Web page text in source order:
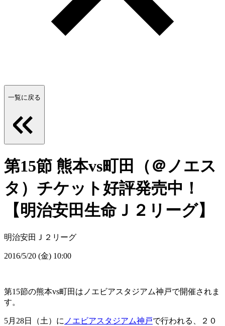
一覧に戻る
第15節 熊本vs町田（＠ノエス
タ）チケット好評発売中！
【明治安田生命Ｊ２リーグ】
明治安田Ｊ２リーグ
2016/5/20 (金) 10:00
第15節の熊本vs町田はノエビアスタジアム神戸で開催されま
す。
5月28日（土）に ノエビアスタジアム神戸で行われる、２０